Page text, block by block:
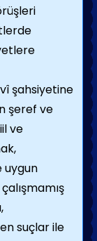
şahsiyetine
şeref ve
ve
uygun
suçlar ile